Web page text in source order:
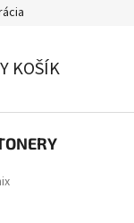
a spokojnosť |
KOŠÍK